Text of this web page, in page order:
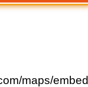
maps/